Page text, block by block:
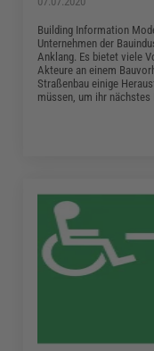
Building Information
Unternehmen der
Anklang. Es bietet viele
Akteure an einem
Straßenbau einige
müssen, um ihr